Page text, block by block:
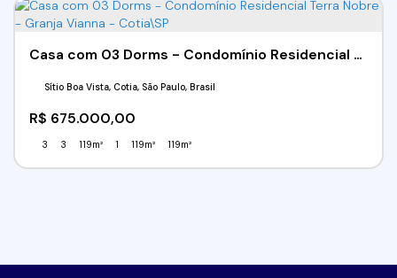
Casa com 03 Dorms - Condomínio Residencial Terra Nobre - Granja Vianna - Cotia\SP
R$ 675.000,00
Sítio Boa Vista, Cotia, São Paulo, Brasil
3 3 119m² 1 119m² 119m²